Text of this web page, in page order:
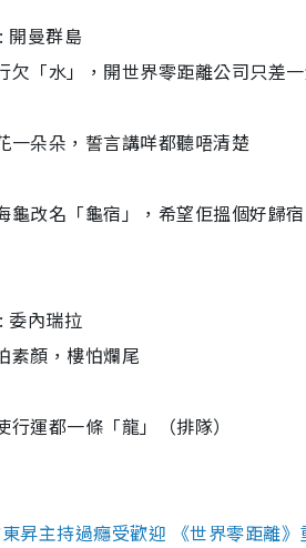
開曼群島
欠「水」，開世界零距離公司只差
一朵朵，誓言講咩都聽唔清楚
龜改名「龜宿」，希望佢搵個好歸宿
委內瑞拉
素顏，樓怕爛尾
行運都一條「龍」（排隊）
東昇主持過癮受歡迎 《世界零距離》